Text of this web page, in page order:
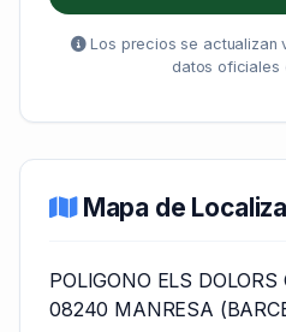
Los precios se actualizan
datos oficiales
Mapa de
POLIGONO ELS
08240 MANRESA